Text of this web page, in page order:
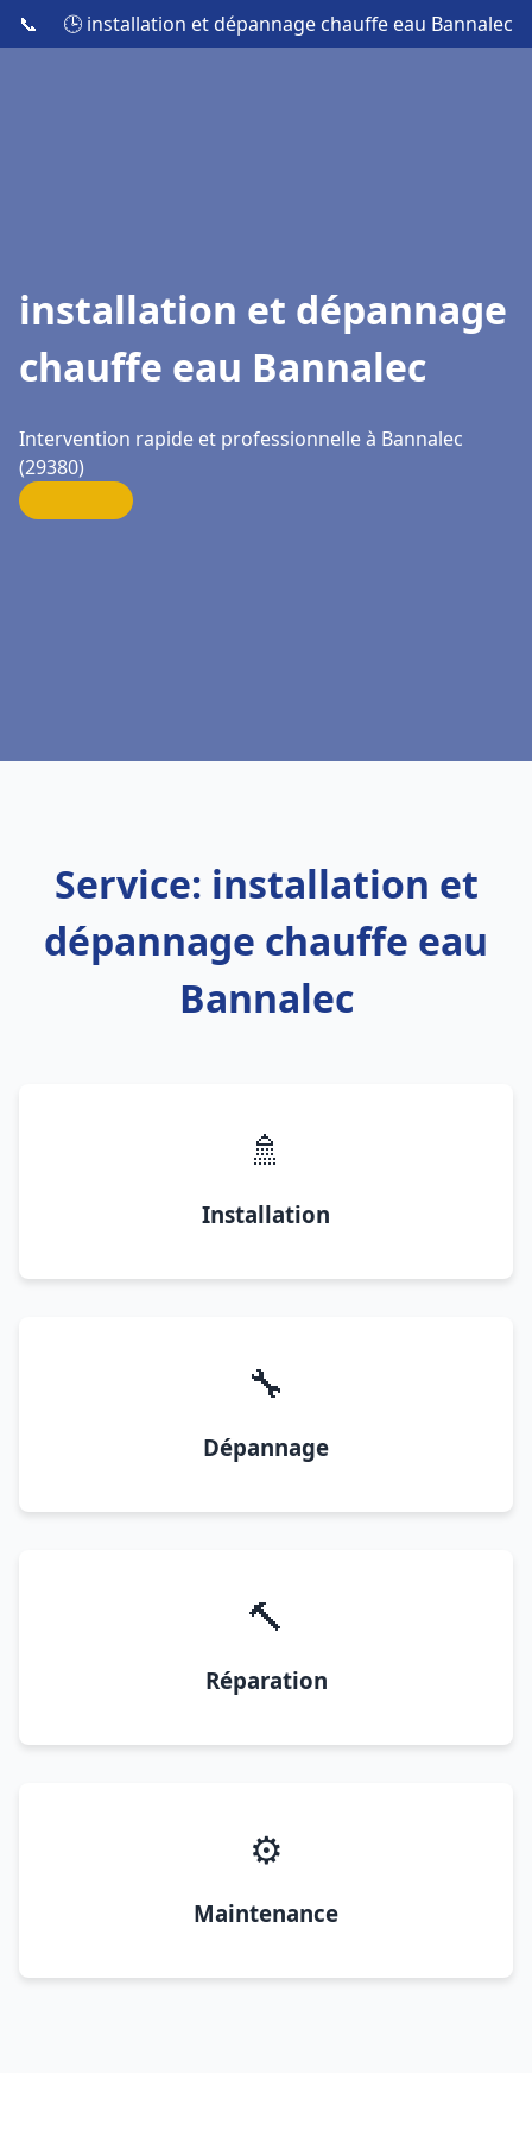
📞 🕒 installation et dépannage chauffe eau Bannalec
installation et dépannage
chauffe eau Bannalec
Intervention rapide et professionnelle à Bannalec
(29380)
Service: installation et
dépannage chauffe eau
Bannalec
🚿
Installation
🔧
Dépannage
🔨
Réparation
⚙️
Maintenance